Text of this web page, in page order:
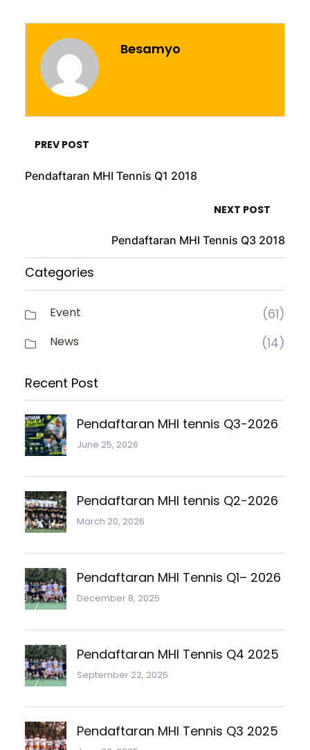
Besamyo
PREV POST
Pendaftaran MHI Tennis Q1 2018
NEXT POST
Pendaftaran MHI Tennis Q3 2018
Categories
Event (61)
News (14)
Recent Post
Pendaftaran MHI tennis Q3-2026
June 25, 2026
Pendaftaran MHI tennis Q2-2026
March 20, 2026
Pendaftaran MHI Tennis Q1– 2026
December 8, 2025
Pendaftaran MHI Tennis Q4 2025
September 22, 2025
Pendaftaran MHI Tennis Q3 2025